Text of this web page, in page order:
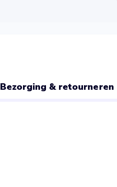
Bezorging & retourneren